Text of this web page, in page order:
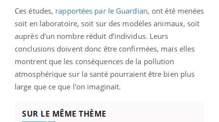
Ces études, rapportées par le Guardian, ont été menées
soit en laboratoire, soit sur des modèles animaux, soit
auprès d’un nombre réduit d’individus. Leurs
conclusions doivent donc être confirmées, mais elles
montrent que les conséquences de la pollution
atmosphérique sur la santé pourraient être bien plus
large que ce que l'on imaginait.
SUR LE MÊME THÈME